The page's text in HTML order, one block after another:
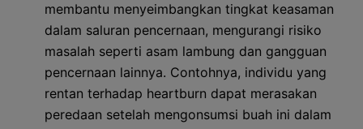
membantu menyeimbangkan tingkat keasaman
dalam saluran pencernaan, mengurangi risiko
masalah seperti asam lambung dan gangguan
pencernaan lainnya. Contohnya, individu yang
rentan terhadap heartburn dapat merasakan
peredaan setelah mengonsumsi buah ini dalam